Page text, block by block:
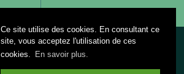
Ce site utilise des cookies. En consultant ce
site, vous acceptez l'utilisation de ces
cookies.
En savoir plus.